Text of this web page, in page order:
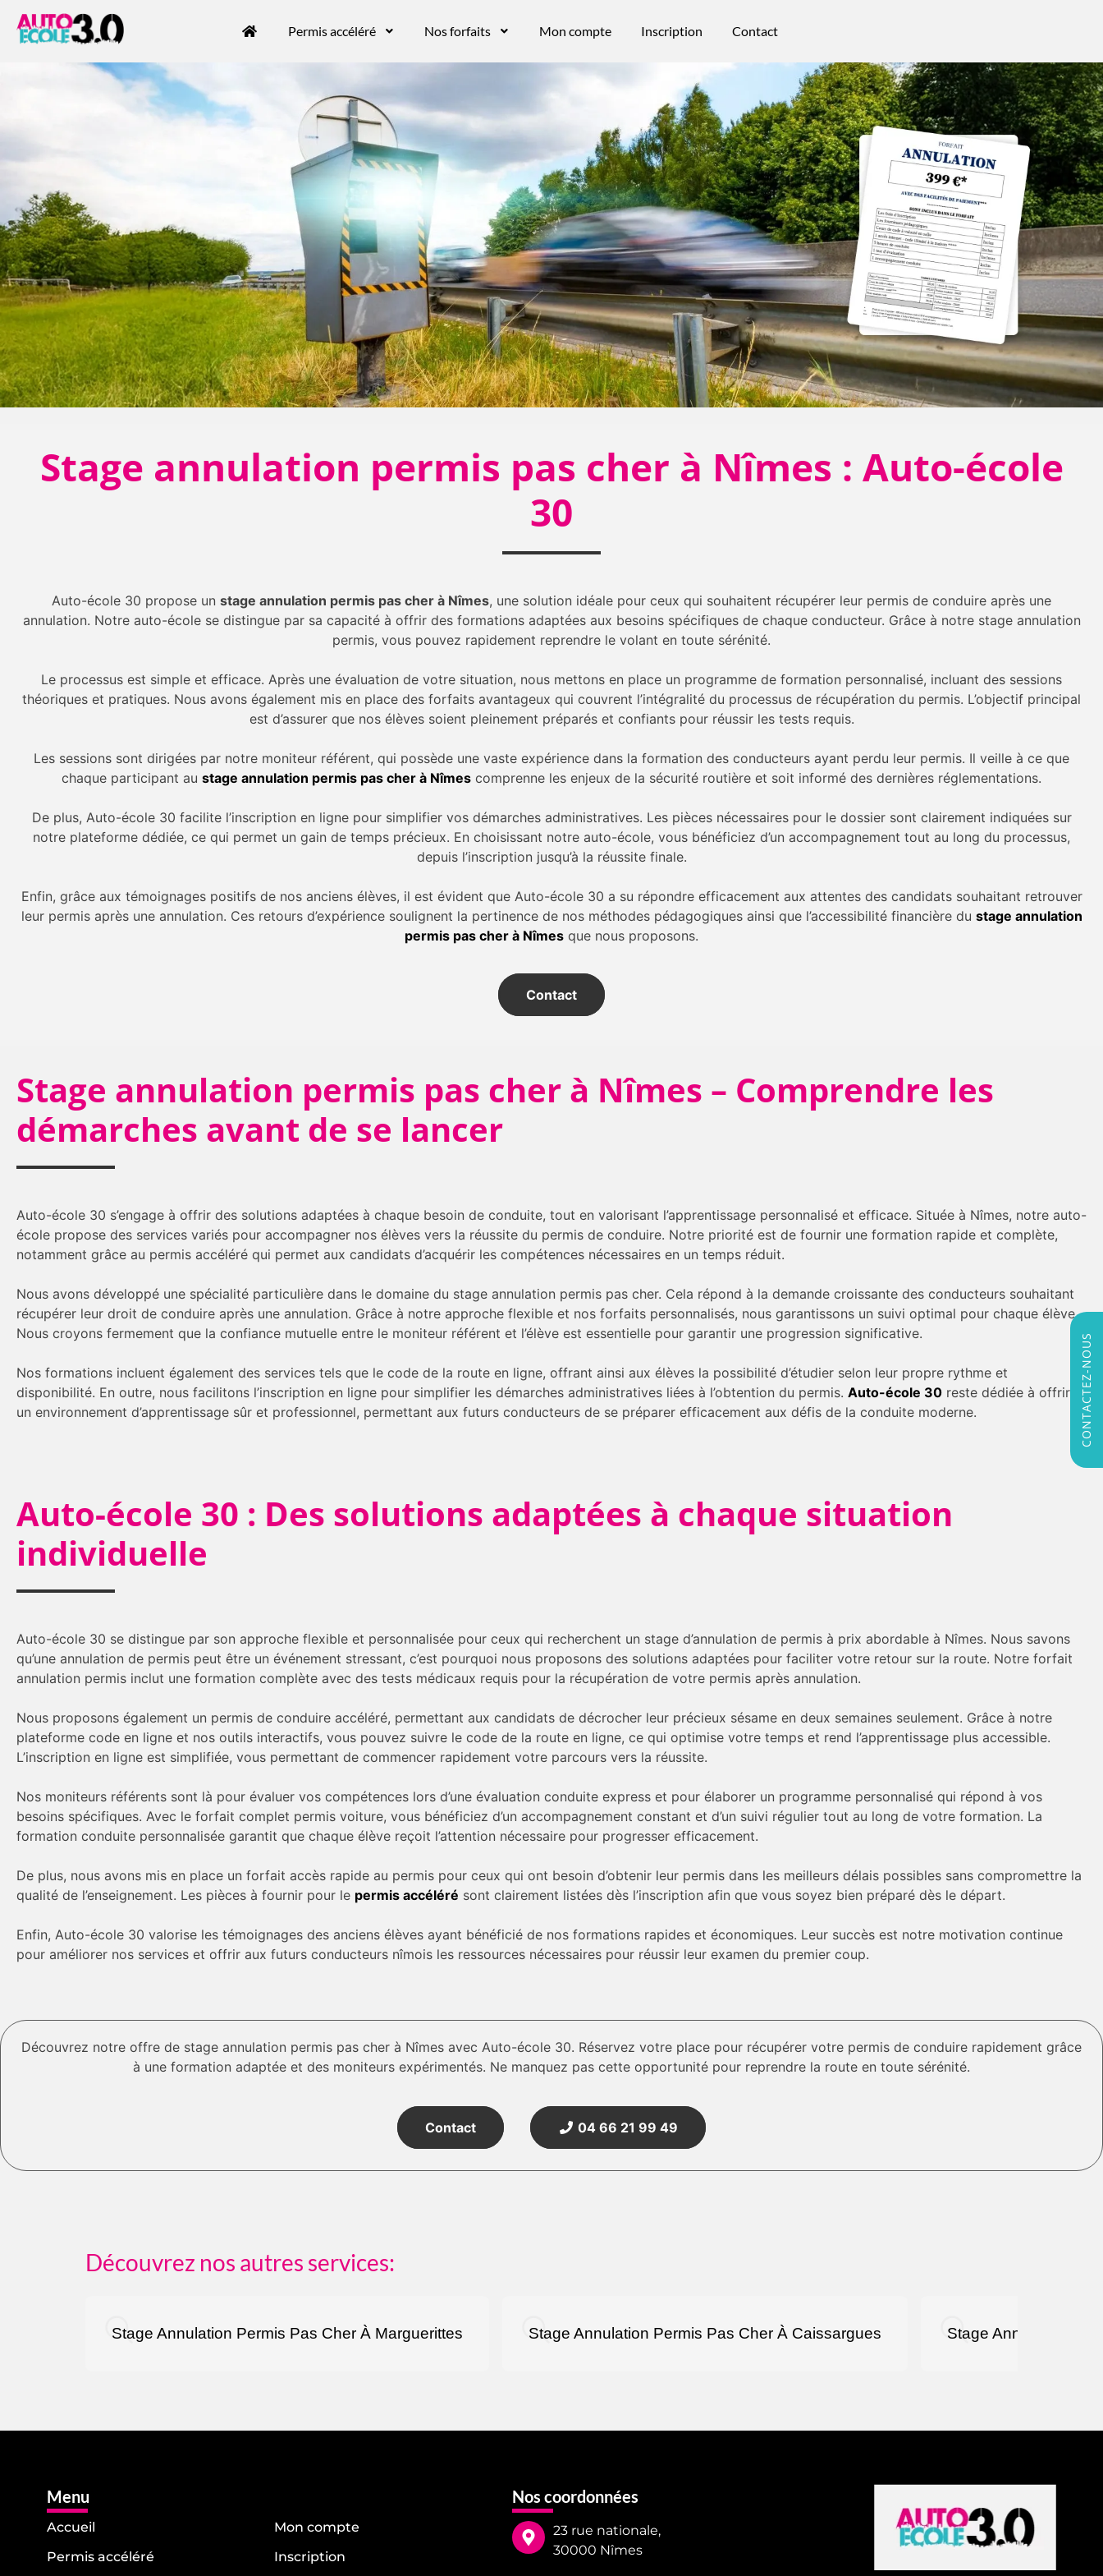
Permis accéléré Nos forfaits Mon compte Inscription Contact
Stage annulation permis pas cher à Nîmes : Auto-école
30
Auto-école 30 propose un stage annulation permis pas cher à Nîmes, une solution idéale pour ceux qui souhaitent récupérer leur permis de conduire après une
annulation. Notre auto-école se distingue par sa capacité à offrir des formations adaptées aux besoins spécifiques de chaque conducteur. Grâce à notre stage annulation
permis, vous pouvez rapidement reprendre le volant en toute sérénité.
Le processus est simple et efficace. Après une évaluation de votre situation, nous mettons en place un programme de formation personnalisé, incluant des sessions
théoriques et pratiques. Nous avons également mis en place des forfaits avantageux qui couvrent l’intégralité du processus de récupération du permis. L’objectif principal
est d’assurer que nos élèves soient pleinement préparés et confiants pour réussir les tests requis.
Les sessions sont dirigées par notre moniteur référent, qui possède une vaste expérience dans la formation des conducteurs ayant perdu leur permis. Il veille à ce que
chaque participant au stage annulation permis pas cher à Nîmes comprenne les enjeux de la sécurité routière et soit informé des dernières réglementations.
De plus, Auto-école 30 facilite l’inscription en ligne pour simplifier vos démarches administratives. Les pièces nécessaires pour le dossier sont clairement indiquées sur
notre plateforme dédiée, ce qui permet un gain de temps précieux. En choisissant notre auto-école, vous bénéficiez d’un accompagnement tout au long du processus,
depuis l’inscription jusqu’à la réussite finale.
Enfin, grâce aux témoignages positifs de nos anciens élèves, il est évident que Auto-école 30 a su répondre efficacement aux attentes des candidats souhaitant retrouver
leur permis après une annulation. Ces retours d’expérience soulignent la pertinence de nos méthodes pédagogiques ainsi que l’accessibilité financière du stage annulation
permis pas cher à Nîmes que nous proposons.
Contact
Stage annulation permis pas cher à Nîmes – Comprendre les
démarches avant de se lancer
Auto-école 30 s’engage à offrir des solutions adaptées à chaque besoin de conduite, tout en valorisant l’apprentissage personnalisé et efficace. Située à Nîmes, notre auto-
école propose des services variés pour accompagner nos élèves vers la réussite du permis de conduire. Notre priorité est de fournir une formation rapide et complète,
notamment grâce au permis accéléré qui permet aux candidats d’acquérir les compétences nécessaires en un temps réduit.
Nous avons développé une spécialité particulière dans le domaine du stage annulation permis pas cher. Cela répond à la demande croissante des conducteurs souhaitant
récupérer leur droit de conduire après une annulation. Grâce à notre approche flexible et nos forfaits personnalisés, nous garantissons un suivi optimal pour chaque élève.
Nous croyons fermement que la confiance mutuelle entre le moniteur référent et l’élève est essentielle pour garantir une progression significative.
Nos formations incluent également des services tels que le code de la route en ligne, offrant ainsi aux élèves la possibilité d’étudier selon leur propre rythme et
disponibilité. En outre, nous facilitons l’inscription en ligne pour simplifier les démarches administratives liées à l’obtention du permis. Auto-école 30 reste dédiée à offrir
un environnement d’apprentissage sûr et professionnel, permettant aux futurs conducteurs de se préparer efficacement aux défis de la conduite moderne.
Auto-école 30 : Des solutions adaptées à chaque situation
individuelle
Auto-école 30 se distingue par son approche flexible et personnalisée pour ceux qui recherchent un stage d’annulation de permis à prix abordable à Nîmes. Nous savons
qu’une annulation de permis peut être un événement stressant, c’est pourquoi nous proposons des solutions adaptées pour faciliter votre retour sur la route. Notre forfait
annulation permis inclut une formation complète avec des tests médicaux requis pour la récupération de votre permis après annulation.
Nous proposons également un permis de conduire accéléré, permettant aux candidats de décrocher leur précieux sésame en deux semaines seulement. Grâce à notre
plateforme code en ligne et nos outils interactifs, vous pouvez suivre le code de la route en ligne, ce qui optimise votre temps et rend l’apprentissage plus accessible.
L’inscription en ligne est simplifiée, vous permettant de commencer rapidement votre parcours vers la réussite.
Nos moniteurs référents sont là pour évaluer vos compétences lors d’une évaluation conduite express et pour élaborer un programme personnalisé qui répond à vos
besoins spécifiques. Avec le forfait complet permis voiture, vous bénéficiez d’un accompagnement constant et d’un suivi régulier tout au long de votre formation. La
formation conduite personnalisée garantit que chaque élève reçoit l’attention nécessaire pour progresser efficacement.
De plus, nous avons mis en place un forfait accès rapide au permis pour ceux qui ont besoin d’obtenir leur permis dans les meilleurs délais possibles sans compromettre la
qualité de l’enseignement. Les pièces à fournir pour le permis accéléré sont clairement listées dès l’inscription afin que vous soyez bien préparé dès le départ.
Enfin, Auto-école 30 valorise les témoignages des anciens élèves ayant bénéficié de nos formations rapides et économiques. Leur succès est notre motivation continue
pour améliorer nos services et offrir aux futurs conducteurs nîmois les ressources nécessaires pour réussir leur examen du premier coup.
Découvrez notre offre de stage annulation permis pas cher à Nîmes avec Auto-école 30. Réservez votre place pour récupérer votre permis de conduire rapidement grâce
à une formation adaptée et des moniteurs expérimentés. Ne manquez pas cette opportunité pour reprendre la route en toute sérénité.
Contact 04 66 21 99 49
Découvrez nos autres services:
Stage Annulation Permis Pas Cher À Marguerittes Stage Annulation Permis Pas Cher À Caissargues Stage Annulation
Menu
Accueil
Permis accéléré
Mon compte
Inscription
Nos coordonnées
23 rue nationale,
30000 Nîmes
CONTACTEZ-NOUS